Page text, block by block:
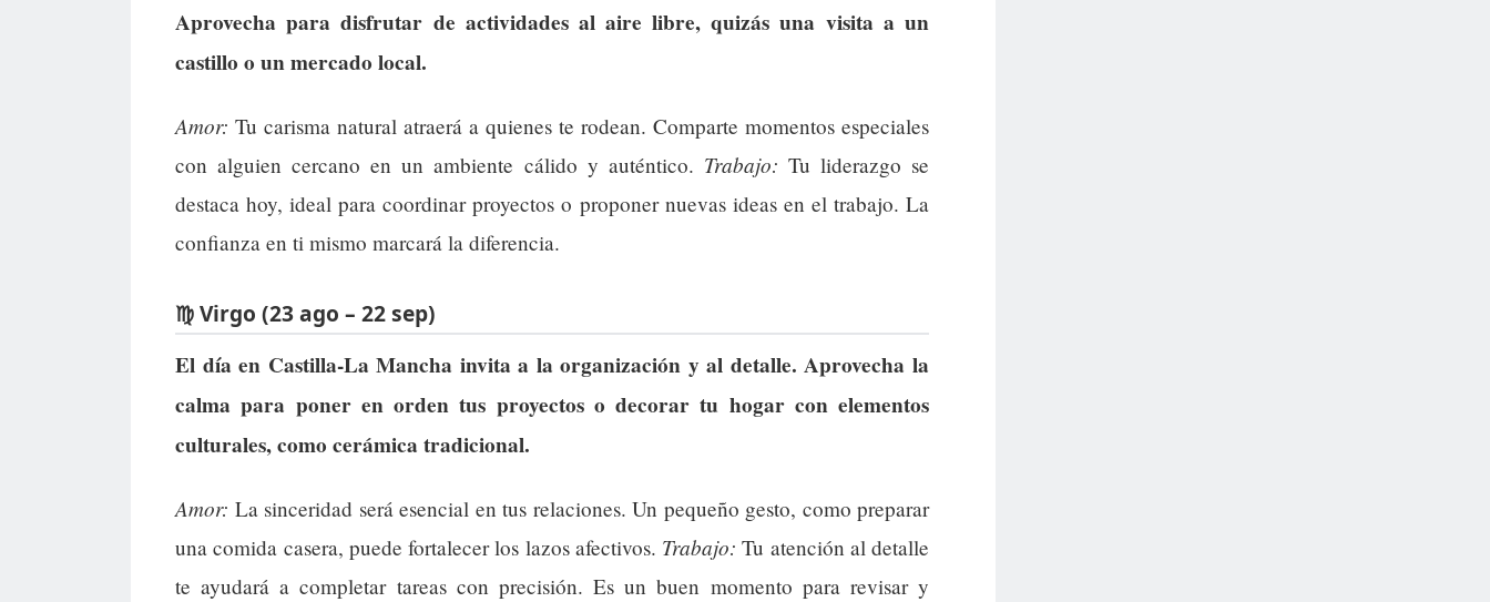
Aprovecha para disfrutar de actividades al aire libre, quizás una visita a un
castillo o un mercado local.
Amor: Tu carisma natural atraerá a quienes te rodean. Comparte momentos especiales
con alguien cercano en un ambiente cálido y auténtico. Trabajo: Tu liderazgo se
destaca hoy, ideal para coordinar proyectos o proponer nuevas ideas en el trabajo. La
confianza en ti mismo marcará la diferencia.
♍ Virgo (23 ago – 22 sep)
El día en Castilla-La Mancha invita a la organización y al detalle. Aprovecha la
calma para poner en orden tus proyectos o decorar tu hogar con elementos
culturales, como cerámica tradicional.
Amor: La sinceridad será esencial en tus relaciones. Un pequeño gesto, como preparar
una comida casera, puede fortalecer los lazos afectivos. Trabajo: Tu atención al detalle
te ayudará a completar tareas con precisión. Es un buen momento para revisar y